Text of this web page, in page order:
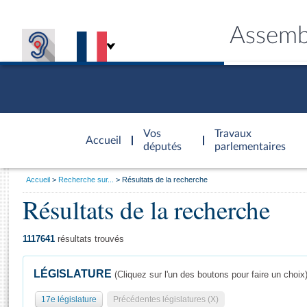
Accueil
d'accueil
Vos
députés
Travaux
parlementaires
Général
Vous
Accueil Recherche sur... Résultats de la recherche
Résultats de la recherche
1117641 résultats trouvés
LÉGISLATURE (Cliquez sur l'un des boutons pour faire un choix)
17e législature Précédentes législatures (X)